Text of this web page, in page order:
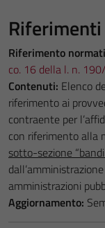
Riferimento
co. 16 della l. n.
Contenuti: Elenco
riferimento ai
contraente per
con riferimento alla
sotto-sezione
amministrazioni
Aggiornamento: